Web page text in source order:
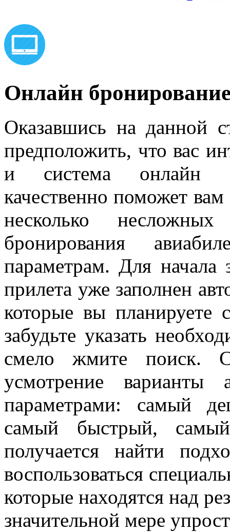
Онлайн
Оказавшись на данной
предположить, что вас
и система онлайн
качественно поможет
несколько
бронирования
параметрам. Для начала
прилета уже заполнен
которые вы планируете
забудьте указать
смело жмите поиск.
усмотрение варианты
параметрами: самый
самый быстрый,
получается найти
воспользоваться
которые находятся над
значительной мере